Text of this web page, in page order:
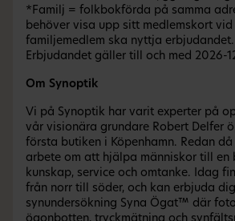
*Familj = folkbokförda på samma
behöver visa upp sitt medlemskort
familjemedlem ska nyttja erbjudandet.
Erbjudandet gäller till och med 2026-
Om Synoptik
Vi på Synoptik har varit experter på
vår visionära grundare Robert Delfer
första butiken i Köpenhamn. Redan
arbete om att hjälpa människor till en
kunskap, service och omtanke. Idag
från norr till söder, och kan erbjuda
synundersökning Syna Ögat™ där